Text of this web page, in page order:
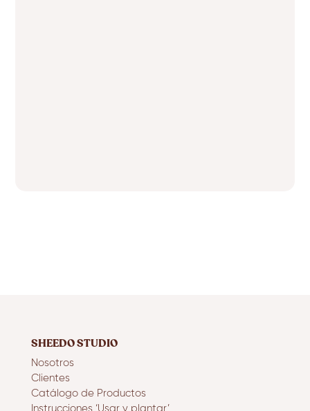
SHEEDO STUDIO
Nosotros
Clientes
Catálogo de Productos
Instrucciones ‘Usar y plantar’